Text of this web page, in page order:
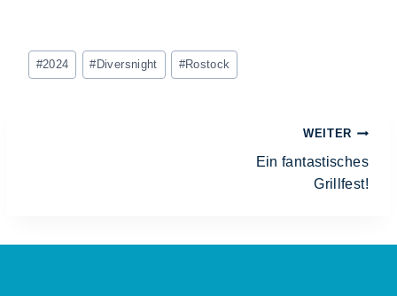
#2024 #Diversnight #Rostock
WEITER
Ein fantastisches
Grillfest!